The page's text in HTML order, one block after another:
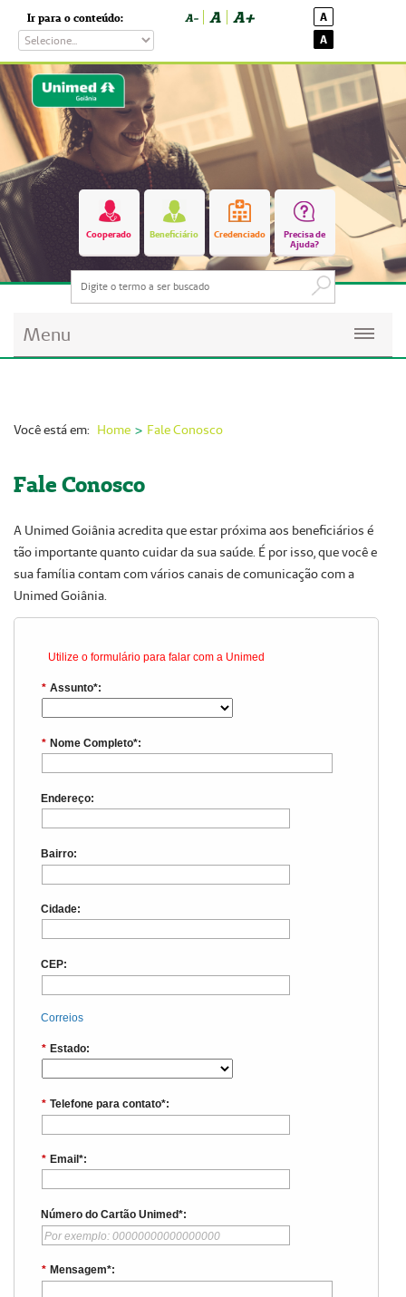
Ir para o conteúdo: A- A A+
A
A
Cooperado Beneficiário Credenciado
Precisa de
Ajuda?
Menu
Imprensa
Institucional
Fale Conosco
Você está em: Home Fale Conosco
Fale Conosco
A Unimed Goiânia acredita que estar próxima aos beneficiários é
tão importante quanto cuidar da sua saúde. É por isso, que você e
sua família contam com vários canais de comunicação com a
Unimed Goiânia.